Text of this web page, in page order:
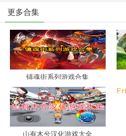
更多合集
镇魂街系列游戏合集
山有木兮汉化游戏大全